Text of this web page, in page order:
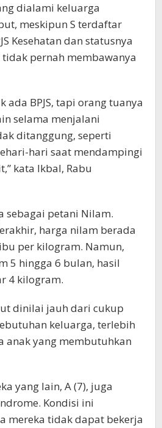
dialami keluarga
meskipun S terdaftar
Kesehatan dan statusnya
pernah membawanya
ada BPJS, tapi orang tuanya
selama menjalani
ditanggung, seperti
hari saat mendampingi
kata Ikbal, Rabu
sebagai petani Nilam.
harga nilam berada
per kilogram. Namun,
5 hingga 6 bulan, hasil
4 kilogram.
dinilai jauh dari cukup
keluarga, terlebih
anak yang membutuhkan
yang lain, A (7), juga
Kondisi ini
mereka tidak dapat bekerja